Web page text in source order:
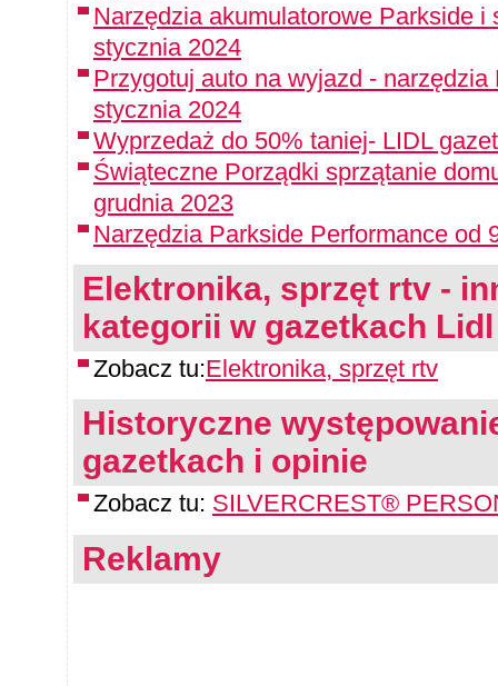
Narzędzia akumulatorowe Parkside i
stycznia 2024
Przygotuj auto na wyjazd -
stycznia 2024
Wyprzedaż do 50% taniej- LIDL
Świąteczne Porządki sprzątanie
grudnia 2023
Narzędzia Parkside Performance od
Elektronika, sprzęt rtv -
kategorii w gazetkach Lidl
Zobacz tu:Elektronika, sprzęt rtv
Historyczne
gazetkach i opinie
Zobacz tu: SILVERCREST®
Reklamy